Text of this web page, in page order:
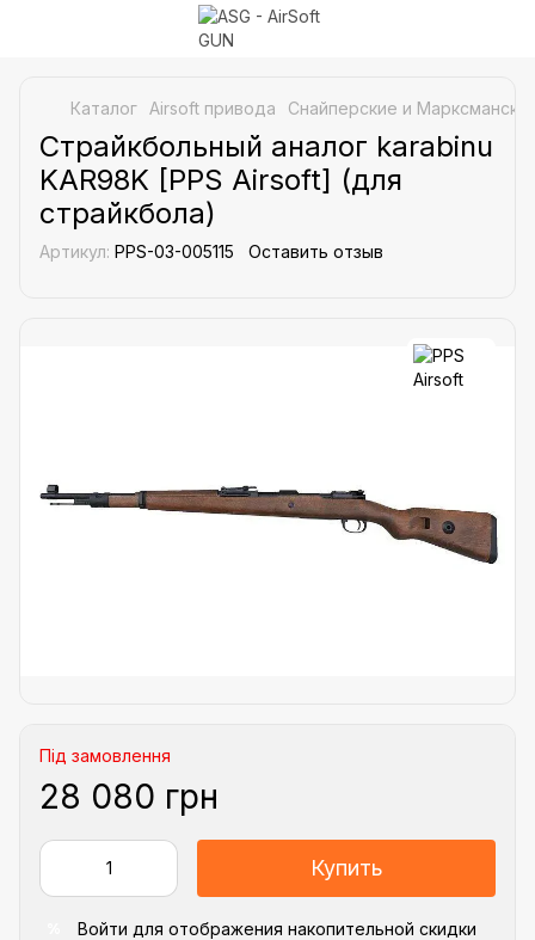
Каталог Airsoft привода Снайперские и
Страйкбольный аналог karabinu
KAR98K [PPS Airsoft] (для
страйкбола)
Артикул: PPS-03-005115 Оставить отзыв
Під замовлення
28 080 грн
Купить
Войти для отображения накопительной скидки